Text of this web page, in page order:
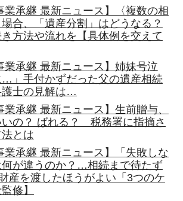
業承継 最新ニュース】〈複数の相
合、「遺産分割」はどうなる？
方法や流れを【具体例を交えて
業承継 最新ニュース】姉妹号泣
…」手付かずだった父の遺産相続
護士の見解は…
業承継 最新ニュース】生前贈与、
の？ ばれる？ 税務署に指摘さ
とは
業承継 最新ニュース】「失敗しな
何が違うのか？…相続まで待たず
産を渡したほうがよい「3つのケ
修】